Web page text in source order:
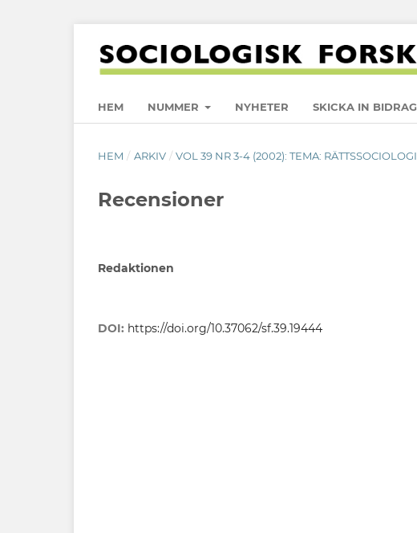
HEM NUMMER NYHETER SKICKA IN BIDRAG
HEM / ARKIV / VOL 39 NR 3-4 (2002): TEMA: RÄTTSSOCIOLOGI
Recensioner
Redaktionen
DOI: https://doi.org/10.37062/sf.39.19444